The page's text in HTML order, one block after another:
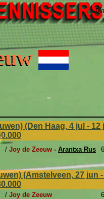
(Den Haag, 4 jul - 12
/ Joy de Zeeuw - Arantxa Rus
(Amstelveen, 27 jun
/ Joy de Zeeuw